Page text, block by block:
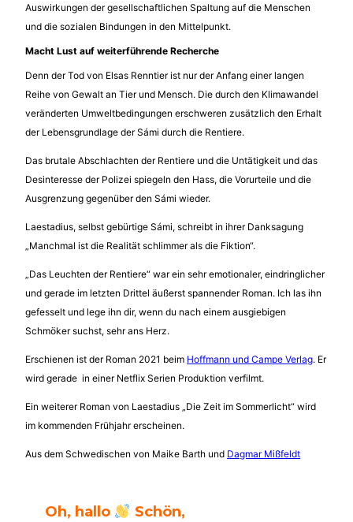
Auswirkungen der gesellschaftlichen Spaltung auf die Menschen
und die sozialen Bindungen in den Mittelpunkt.
Macht Lust auf weiterführende Recherche
Denn der Tod von Elsas Renntier ist nur der Anfang einer langen
Reihe von Gewalt an Tier und Mensch. Die durch den Klimawandel
veränderten Umweltbedingungen erschweren zusätzlich den Erhalt
der Lebensgrundlage der Sámi durch die Rentiere.
Das brutale Abschlachten der Rentiere und die Untätigkeit und das
Desinteresse der Polizei spiegeln den Hass, die Vorurteile und die
Ausgrenzung gegenüber den Sámi wieder.
Laestadius, selbst gebürtige Sámi, schreibt in ihrer Danksagung
„Manchmal ist die Realität schlimmer als die Fiktion“.
„Das Leuchten der Rentiere“ war ein sehr emotionaler, eindringlicher
und gerade im letzten Drittel äußerst spannender Roman. Ich las ihn
gefesselt und lege ihn dir, wenn du nach einem ausgiebigen
Schmöker suchst, sehr ans Herz.
Erschienen ist der Roman 2021 beim Hoffmann und Campe Verlag. Er
wird gerade in einer Netflix Serien Produktion verfilmt.
Ein weiterer Roman von Laestadius „Die Zeit im Sommerlicht“ wird
im kommenden Frühjahr erscheinen.
Aus dem Schwedischen von Maike Barth und Dagmar Mißfeldt
Oh, hallo
Schön,